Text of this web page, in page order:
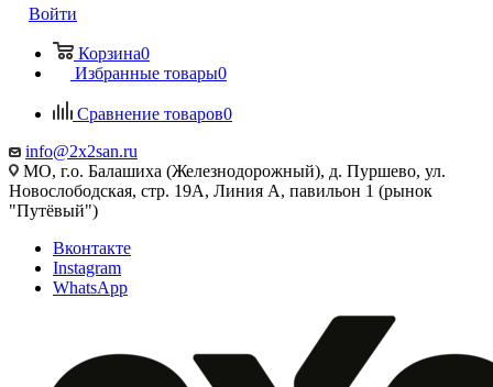
Войти
Корзина0
Избранные товары0
Сравнение товаров0
info@2x2san.ru
МО, г.о. Балашиха (Железнодорожный), д. Пуршево, ул.
Новослободская, стр. 19А, Линия А, павильон 1 (рынок
"Путёвый")
Вконтакте
Instagram
WhatsApp